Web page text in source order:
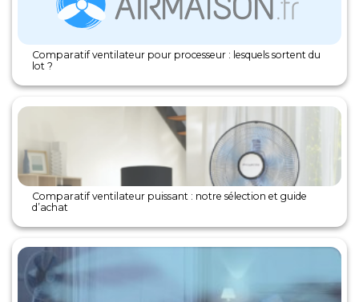
Comparatif ventilateur pour processeur : lesquels sortent du
lot ?
Comparatif ventilateur puissant : notre sélection et guide
d’achat